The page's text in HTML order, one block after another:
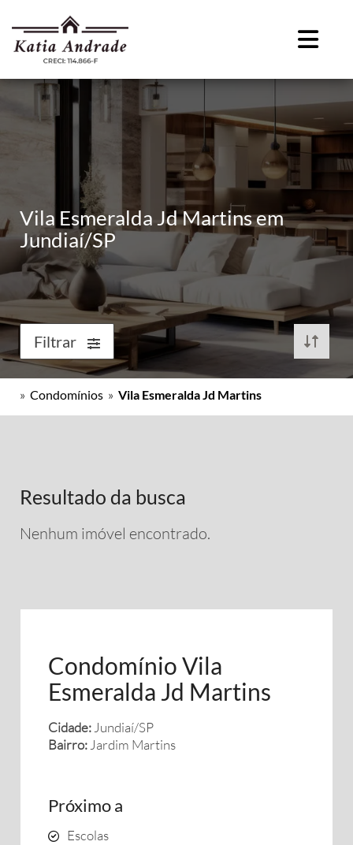
Vila Esmeralda Jd Martins em
Jundiaí/SP
Filtrar
» Condomínios » Vila Esmeralda Jd Martins
Resultado da busca
Nenhum imóvel encontrado.
Condomínio Vila
Esmeralda Jd Martins
Cidade: Jundiaí/SP
Bairro: Jardim Martins
Próximo a
Escolas